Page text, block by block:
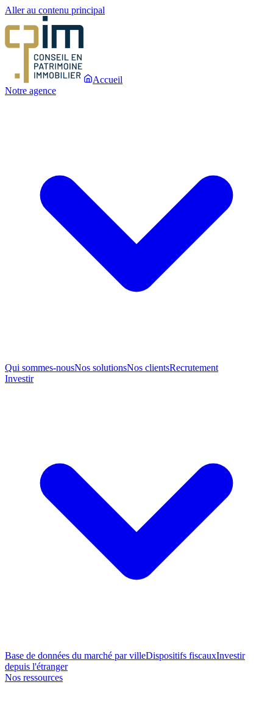
Aller au contenu principal
Accueil
Notre agence
Qui sommes-nousNos solutionsNos clientsRecrutement
Investir
Base de données du marché par villeDispositifs fiscauxInvestir
depuis l'étranger
Nos ressources